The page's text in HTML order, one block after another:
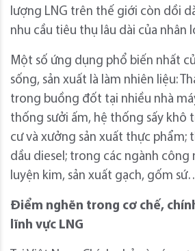
lượng LNG trên thế giới còn dồi
nhu cầu tiêu thụ lâu dài của nhân
Một số ứng dụng phổ biến nhất
sống, sản xuất là làm nhiên liệu:
trong buồng đốt tại nhiều nhà
thống sưởi ấm, hệ thống sấy khô
cư và xưởng sản xuất thực phẩm;
dầu diesel; trong các ngành công
luyện kim, sản xuất gạch, gốm
Điểm nghẽn trong cơ chế,
lĩnh vực LNG